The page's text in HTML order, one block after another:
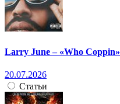
Larry June – «Who Coppin»
20.07.2026
Статьи